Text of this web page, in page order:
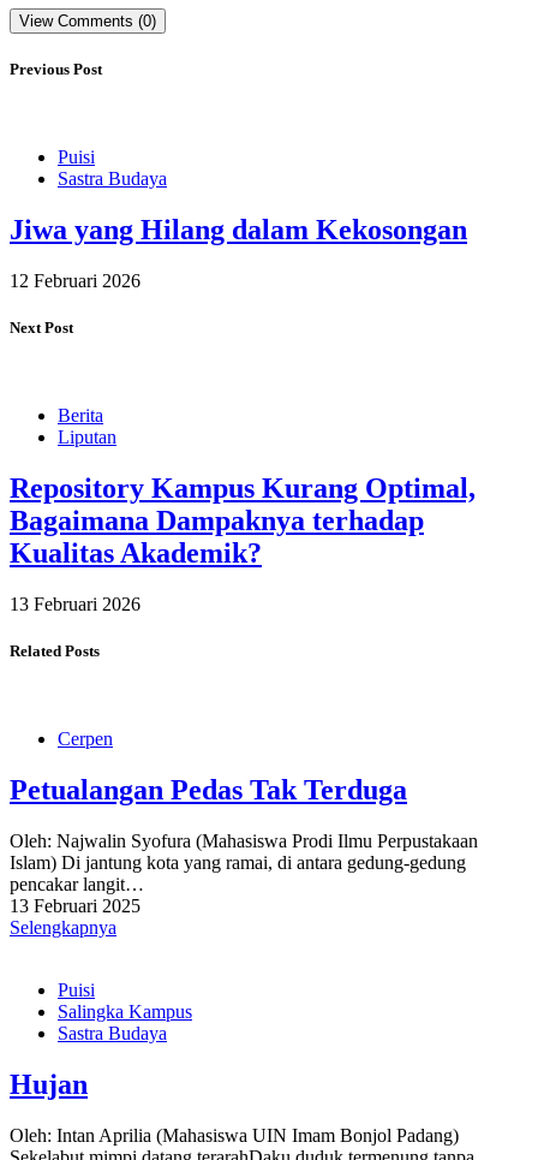
View Comments (0)
Previous Post
Puisi
Sastra Budaya
Jiwa yang Hilang dalam Kekosongan
12 Februari 2026
Next Post
Berita
Liputan
Repository Kampus Kurang Optimal,
Bagaimana Dampaknya terhadap
Kualitas Akademik?
13 Februari 2026
Related Posts
Cerpen
Petualangan Pedas Tak Terduga
Oleh: Najwalin Syofura (Mahasiswa Prodi Ilmu Perpustakaan
Islam) Di jantung kota yang ramai, di antara gedung-gedung
pencakar langit…
13 Februari 2025
Selengkapnya
Puisi
Salingka Kampus
Sastra Budaya
Hujan
Oleh: Intan Aprilia (Mahasiswa UIN Imam Bonjol Padang)